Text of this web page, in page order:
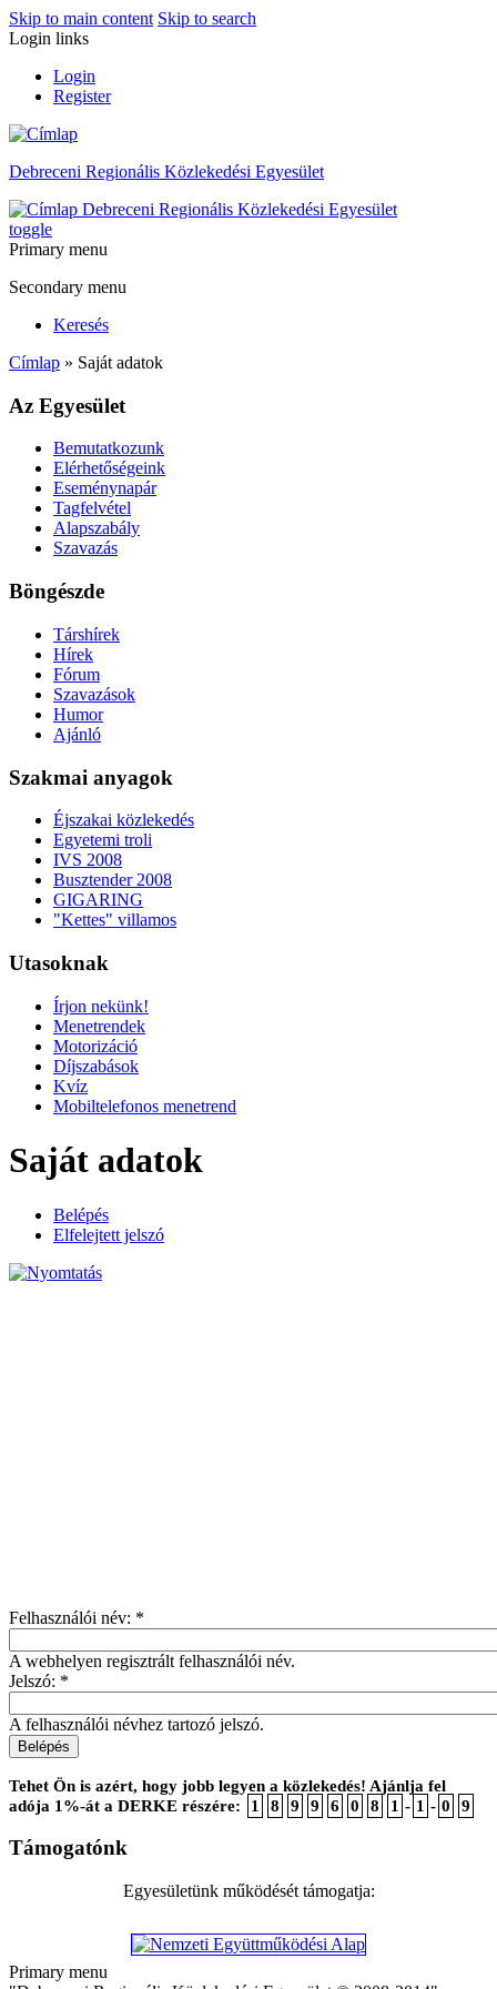
Skip to main content Skip to search
Login links
Login
Register
Debreceni Regionális Közlekedési Egyesület
Debreceni Regionális Közlekedési Egyesület
toggle
Primary menu
Secondary menu
Keresés
Címlap » Saját adatok
Az Egyesület
Bemutatkozunk
Elérhetőségeink
Eseménynapár
Tagfelvétel
Alapszabály
Szavazás
Böngészde
Társhírek
Hírek
Fórum
Szavazások
Humor
Ajánló
Szakmai anyagok
Éjszakai közlekedés
Egyetemi troli
IVS 2008
Busztender 2008
GIGARING
"Kettes" villamos
Utasoknak
Írjon nekünk!
Menetrendek
Motorizáció
Díjszabások
Kvíz
Mobiltelefonos menetrend
Saját adatok
Belépés
Elfelejtett jelszó
Felhasználói név: *
A webhelyen regisztrált felhasználói név.
Jelszó: *
A felhasználói névhez tartozó jelszó.
Tehet Ön is azért, hogy jobb legyen a közlekedés! Ajánlja fel
adója 1%-át a DERKE részére:
1 8 9 9 6 0 8 1 - 1 - 0 9
Támogatónk
Egyesületünk működését támogatja:
Primary menu